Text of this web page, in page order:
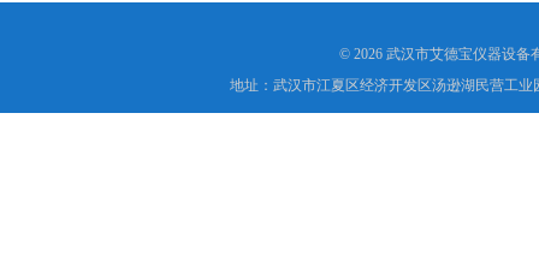
© 2026 武汉市艾德宝仪器设备
地址：武汉市江夏区经济开发区汤逊湖民营工业